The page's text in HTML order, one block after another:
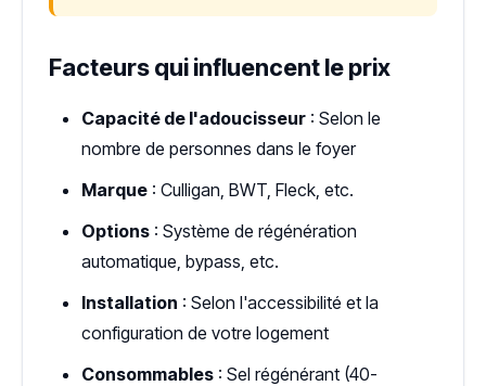
Facteurs qui influencent le prix
Capacité de l'adoucisseur : Selon le
nombre de personnes dans le foyer
Marque : Culligan, BWT, Fleck, etc.
Options : Système de régénération
automatique, bypass, etc.
Installation : Selon l'accessibilité et la
configuration de votre logement
Consommables : Sel régénérant (40-